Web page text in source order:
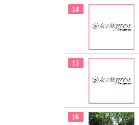
14
15
16